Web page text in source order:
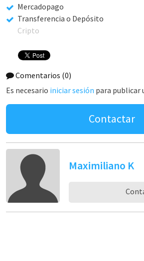
Mercadopago
Transferencia o Depósito
Cripto
Comentarios (0)
Es necesario iniciar sesión para publicar
Contactar
Maximiliano K